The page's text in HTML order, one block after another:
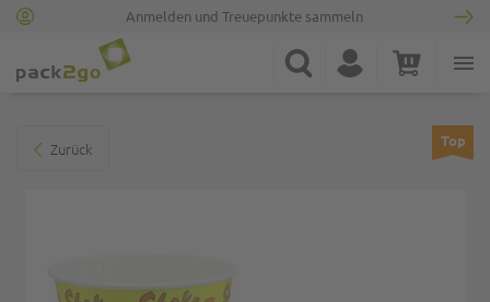
Anmelden und Treuepunkte sammeln
Suche Konto Warenkorb
Zurück Top